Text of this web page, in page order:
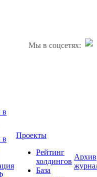
Мы в соцсетях:
в
в
Проекты
Рейтинг
холдингов
База
Архив